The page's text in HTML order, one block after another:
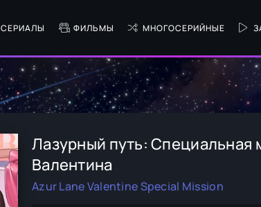
СЕРИАЛЫ ФИЛЬМЫ МНОГОСЕРИЙНЫЕ
Лазурный путь: Специальная
Валентина
Azur Lane Valentine Special Mission